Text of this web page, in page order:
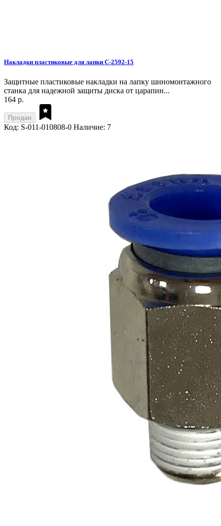
Накладки пластиковые для лапки C-2592-15
Защитные пластиковые накладки на лапку шиномонтажного
станка для надежной защиты диска от царапин...
164 р.
Продан
Код: S-011-010808-0 Наличие: 7